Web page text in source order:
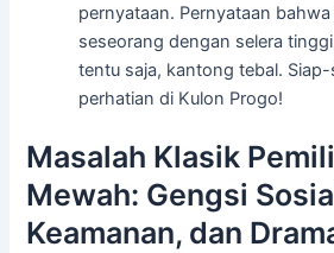
pernyataan. Pernyataan
seseorang dengan selera
tentu saja, kantong tebal.
perhatian di Kulon Progo!
Masalah Klasik
Mewah: Gengsi
Keamanan, dan